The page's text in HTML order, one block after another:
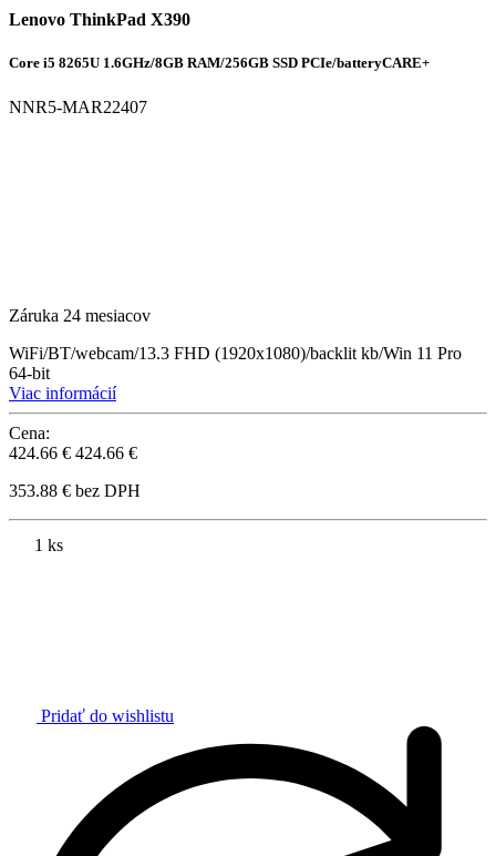
Lenovo ThinkPad X390
Core i5 8265U 1.6GHz/8GB RAM/256GB SSD PCIe/batteryCARE+
NNR5-MAR22407
Záruka 24 mesiacov
WiFi/BT/webcam/13.3 FHD (1920x1080)/backlit kb/Win 11 Pro
64-bit
Viac informácií
Cena:
424.66 € 424.66 €
353.88 € bez DPH
1 ks
Pridať do wishlistu